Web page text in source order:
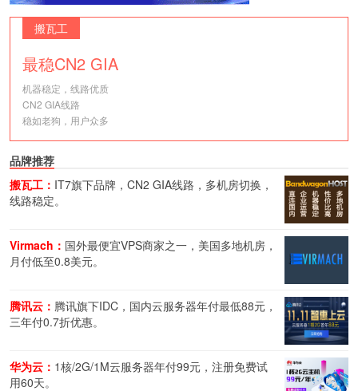
搬瓦工
最稳CN2 GIA
机器稳定，线路优质
CN2 GIA线路
稳如老狗，用户众多
品牌推荐
搬瓦工： IT7旗下品牌，CN2 GIA线路，多机房切换，
线路稳定。
Virmach： 国外最便宜VPS商家之一，美国多地机房，
月付低至0.8美元。
腾讯云： 腾讯旗下IDC，国内云服务器年付最低88元，
三年付0.7折优惠。
华为云： 1核/2G/1M云服务器年付99元，注册免费试
用60天。